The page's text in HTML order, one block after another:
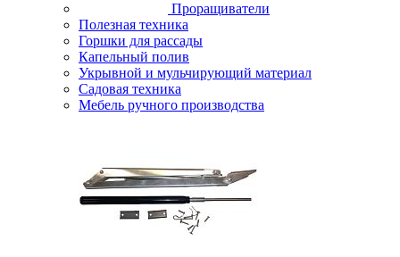
Проращиватели
Полезная техника
Горшки для рассады
Капельный полив
Укрывной и мульчирующий материал
Садовая техника
Мебель ручного производства